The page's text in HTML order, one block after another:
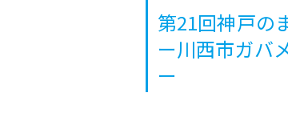
第21回神戸の
ー川西市ガバ
ー